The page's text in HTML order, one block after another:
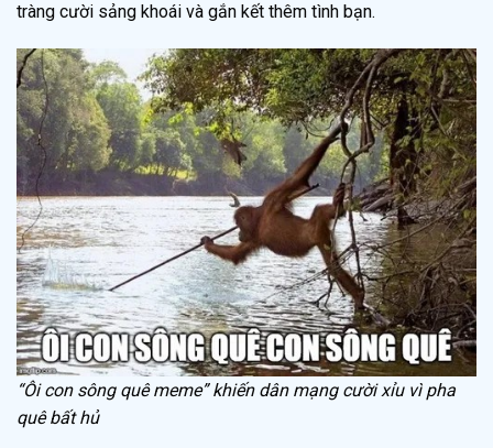
tràng cười sảng khoái và gắn kết thêm tình bạn.
“Ôi con sông quê meme” khiến dân mạng cười xỉu vì pha
quê bất hủ